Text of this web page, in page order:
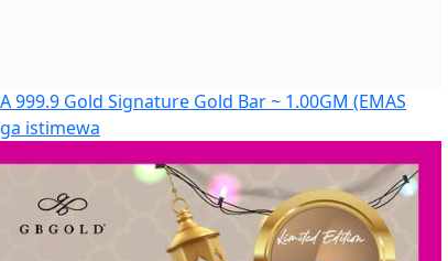
999.9 Gold Signature Gold Bar ~ 1.00GM (EMAS
istimewa